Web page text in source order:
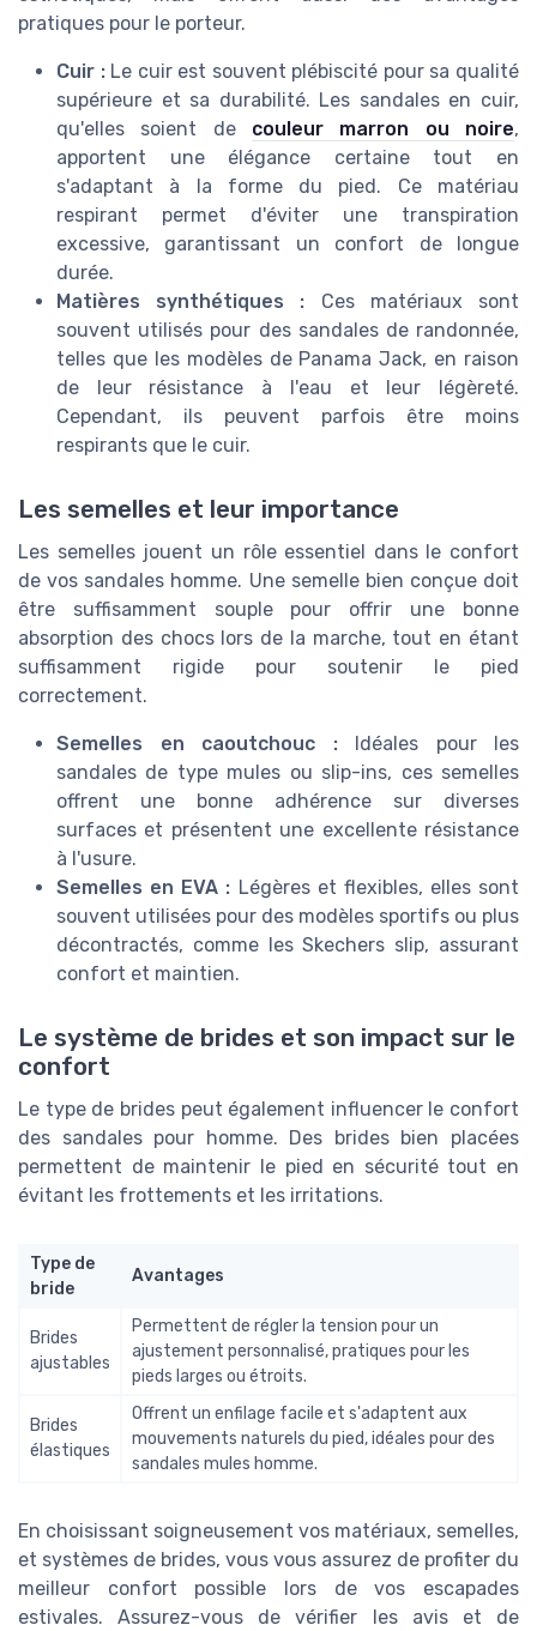
pratiques pour le porteur.
Cuir :Le cuir est souvent plébiscité pour sa qualité
supérieure et sa durabilité. Les sandales en cuir,
qu'elles soient de couleur marron ou noire,
apportent une élégance certaine tout en
s'adaptant à la forme du pied. Ce matériau
respirant permet d'éviter une transpiration
excessive, garantissant un confort de longue
durée.
Matières synthétiques : Ces matériaux sont
souvent utilisés pour des sandales de randonnée,
telles que les modèles de Panama Jack, en raison
de leur résistance à l'eau et leur légèreté.
Cependant, ils peuvent parfois être moins
respirants que le cuir.
Les semelles et leur importance
Les semelles jouent un rôle essentiel dans le confort
de vos sandales homme. Une semelle bien conçue doit
être suffisamment souple pour offrir une bonne
absorption des chocs lors de la marche, tout en étant
suffisamment rigide pour soutenir le pied
correctement.
Semelles en caoutchouc :Idéales pour les
sandales de type mules ou slip-ins, ces semelles
offrent une bonne adhérence sur diverses
surfaces et présentent une excellente résistance
à l'usure.
Semelles en EVA : Légères et flexibles, elles sont
souvent utilisées pour des modèles sportifs ou plus
décontractés, comme les Skechers slip, assurant
confort et maintien.
Le système de brides et son impact sur le
confort
Le type de brides peut également influencer le confort
des sandales pour homme. Des brides bien placées
permettent de maintenir le pied en sécurité tout en
évitant les frottements et les irritations.
Type de
bride
Avantages
Brides
ajustables
Permettent de régler la tension pour un
ajustement personnalisé, pratiques pour les
pieds larges ou étroits.
Brides
élastiques
Offrent un enfilage facile et s'adaptent aux
mouvements naturels du pied, idéales pour des
sandales mules homme.
En choisissant soigneusement vos matériaux, semelles,
et systèmes de brides, vous vous assurez de profiter du
meilleur confort possible lors de vos escapades
estivales. Assurez-vous de vérifier les avis et de